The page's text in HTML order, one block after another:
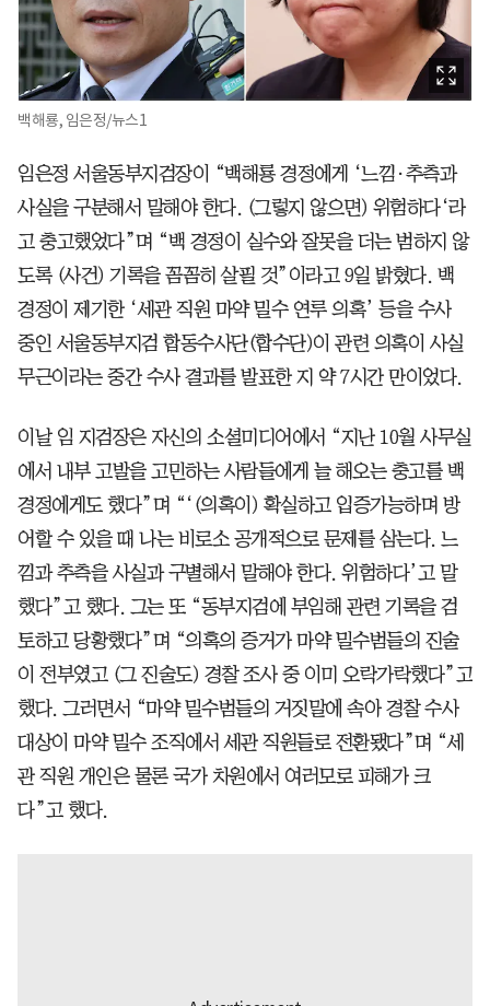
백해룡, 임은정/뉴스1
임은정 서울동부지검장이 “백해룡 경정에게 ‘느낌·추측과
사실을 구분해서 말해야 한다. (그렇지 않으면) 위험하다‘라
고 충고했었다”며 “백 경정이 실수와 잘못을 더는 범하지 않
도록 (사건) 기록을 꼼꼼히 살필 것”이라고 9일 밝혔다. 백
경정이 제기한 ‘세관 직원 마약 밀수 연루 의혹’ 등을 수사
중인 서울동부지검 합동수사단(합수단)이 관련 의혹이 사실
무근이라는 중간 수사 결과를 발표한 지 약 7시간 만이었다.
이날 임 지검장은 자신의 소셜미디어에서 “지난 10월 사무실
에서 내부 고발을 고민하는 사람들에게 늘 해오는 충고를 백
경정에게도 했다”며 “‘(의혹이) 확실하고 입증가능하며 방
어할 수 있을 때 나는 비로소 공개적으로 문제를 삼는다. 느
낌과 추측을 사실과 구별해서 말해야 한다. 위험하다’고 말
했다”고 했다. 그는 또 “동부지검에 부임해 관련 기록을 검
토하고 당황했다”며 “의혹의 증거가 마약 밀수범들의 진술
이 전부였고 (그 진술도) 경찰 조사 중 이미 오락가락했다”고
했다. 그러면서 “마약 밀수범들의 거짓말에 속아 경찰 수사
대상이 마약 밀수 조직에서 세관 직원들로 전환됐다”며 “세
관 직원 개인은 물론 국가 차원에서 여러모로 피해가 크
다”고 했다.